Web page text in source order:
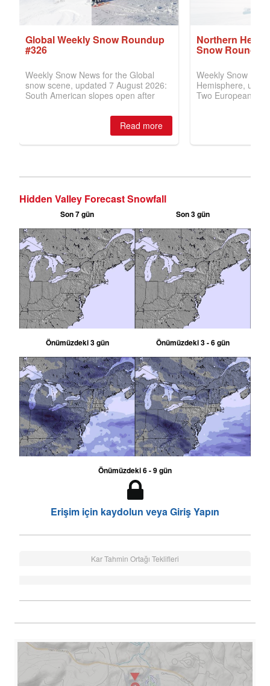
Hidden Valley Forecast Snowfall
Son 7 gün Son 3 gün
Önümüzdeki 3 gün Önümüzdeki 3 - 6 gün
Önümüzdeki 6 - 9 gün
Erişim için kaydolun veya Giriş Yapın
Kar Tahmin Ortağı Teklifleri